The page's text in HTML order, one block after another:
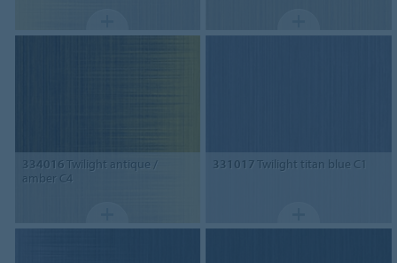
334016 Twilight antique /
amber C4
331017Twilight titan blue C1